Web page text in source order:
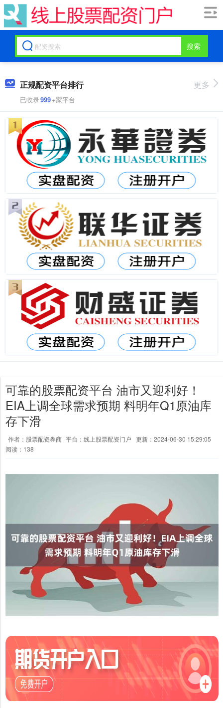
搜索
正规配资平台排行
已收录999+家平台
更多
可靠的股票配资平台 油市又迎利好！
EIA上调全球需求预期 料明年Q1原油库
存下滑
作者：股票配资券商 平台：线上股票配资门户 更新：2024-06-30 15:29:05
阅读：138